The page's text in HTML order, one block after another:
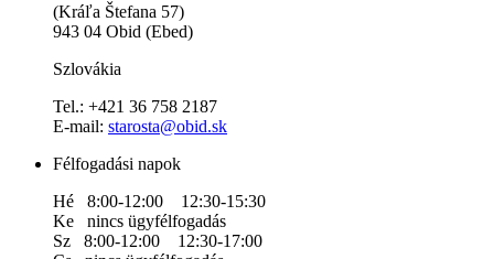
(Kráľa Štefana 57)
943 04 Obid (Ebed)
Szlovákia
Tel.: +421 36 758 2187
E-mail: starosta@obid.sk
Félfogadási napok
Hé 8:00-12:00 12:30-15:30
Ke nincs ügyfélfogadás
Sz 8:00-12:00 12:30-17:00